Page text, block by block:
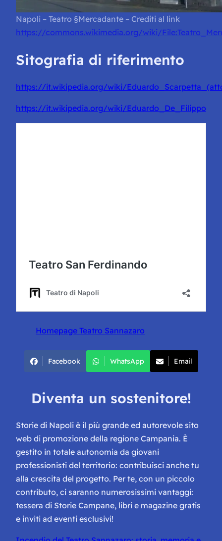
Napoli – Teatro §Mercadante – Crediti al link
https://commons.wikimedia.org/wiki/
Sitografia di riferimento
https://it.wikipedia.org/wiki/
https://it.wikipedia.org/wiki/Eduardo_De_Filippo
Homepage Teatro Sannazaro
Facebook WhatsApp Email
Diventa un sostenitore!
Storie di Napoli è il più grande ed autorevole sito
web di promozione della regione Campania. È
gestito in totale autonomia da giovani
professionisti del territorio: contribuisci anche tu
alla crescita del progetto. Per te, con un piccolo
contributo, ci saranno numerosissimi vantaggi:
tessera di Storie Campane, libri e magazine gratis
e inviti ad eventi esclusivi!